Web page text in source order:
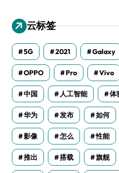
云标签
5G 2021 Galaxy
OPPO Pro Vivo
中国 人工智能 体
华为 发布 如何
影像 怎么 性能
推出 搭载 旗舰